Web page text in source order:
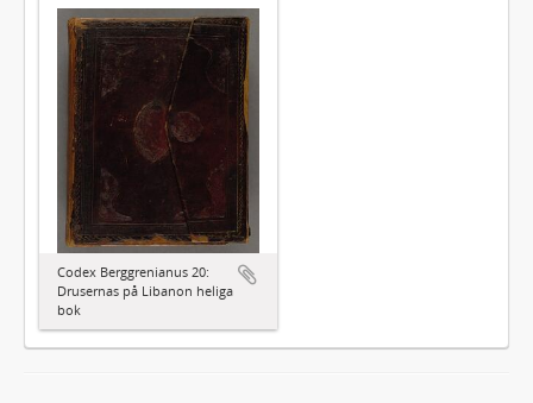
Codex Berggrenianus 20:
Drusernas på Libanon heliga
bok